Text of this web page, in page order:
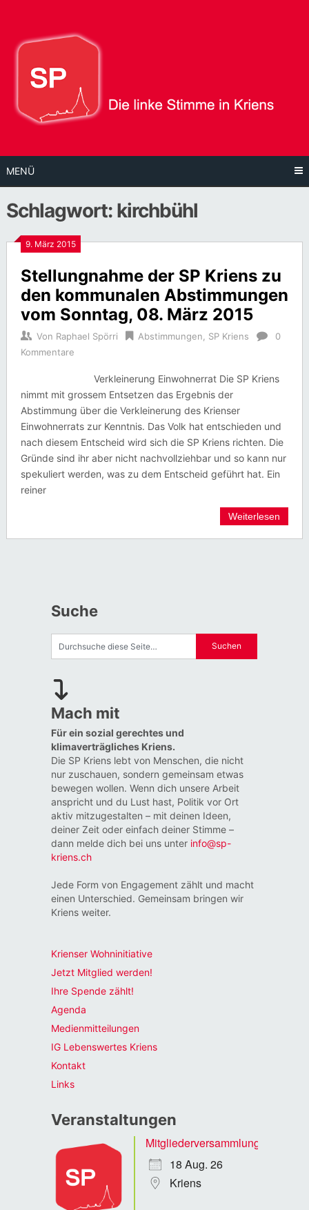
Inhalt
MENÜ
Schlagwort: kirchbühl
9. März 2015
Stellungnahme der SP Kriens zu
den kommunalen Abstimmungen
vom Sonntag, 08. März 2015
Von Raphael Spörri Abstimmungen SP Kriens
0
Kommentare
Verkleinerung Einwohnerrat Die SP Kriens
nimmt mit grossem Entsetzen das Ergebnis der
Abstimmung über die Verkleinerung des Krienser
Einwohnerrats zur Kenntnis. Das Volk hat entschieden und
nach diesem Entscheid wird sich die SP Kriens richten. Die
Gründe sind ihr aber nicht nachvollziehbar und so kann nur
spekuliert werden, was zu dem Entscheid geführt hat. Ein
reiner
Weiterlesen
Suche
Mach mit
Für ein sozial gerechtes und
klimaverträgliches Kriens.
Die SP Kriens lebt von Menschen, die nicht
nur zuschauen, sondern gemeinsam etwas
bewegen wollen. Wenn dich unsere Arbeit
anspricht und du Lust hast, Politik vor Ort
aktiv mitzugestalten – mit deinen Ideen,
deiner Zeit oder einfach deiner Stimme –
dann melde dich bei uns unter info@sp-
kriens.ch
Jede Form von Engagement zählt und macht
einen Unterschied. Gemeinsam bringen wir
Kriens weiter.
Krienser Wohninitiative
Jetzt Mitglied werden!
Ihre Spende zählt!
Agenda
Medienmitteilungen
IG Lebenswertes Kriens
Kontakt
Links
Veranstaltungen
Mitgliederversammlung
18 Aug. 26
Kriens